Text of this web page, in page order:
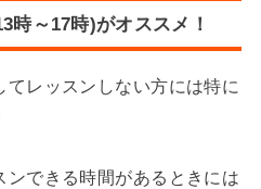
時～17時)がオススメ！
レッスンしない方には特に
できる時間があるときには